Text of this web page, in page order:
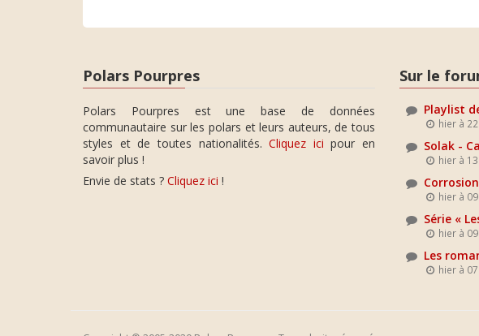
Polars Pourpres
Polars Pourpres est une base de données
communautaire sur les polars et leurs auteurs, de tous
styles et de toutes nationalités.Cliquez ici pour en
savoir plus !
Envie de stats ? Cliquez ici !
Sur le
Playlist
hier à
Solak -
hier à
hier à
Série «
hier à
Les
hier à